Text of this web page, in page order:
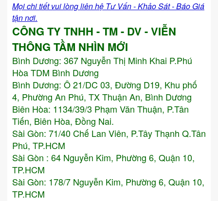
Mọi chi tiết vui lòng liên hệ Tư Vấn - Khảo Sát - Báo Giá
tận nơi.
CÔNG TY TNHH - TM - DV - VIỄN
THÔNG TẦM NHÌN MỚI
Bình Dương: 367 Nguyễn Thị Minh Khai P.Phú
Hòa TDM Bình Dương
Bình Dương: Ô 21/DC 03, Đường D19, Khu phố
4, Phường An Phú, TX Thuận An, Bình Dương
Biên Hòa: 1134/39/3 Phạm Văn Thuận, P.Tân
Tiến, Biên Hòa, Đồng Nai.
Sài Gòn: 71/40 Chế Lan Viên, P.Tây Thạnh Q.Tân
Phú, TP.HCM
Sài Gòn : 64 Nguyễn Kim, Phường 6, Quận 10,
TP.HCM
Sài Gòn: 178/7 Nguyễn Kim, Phường 6, Quận 10,
TP.HCM